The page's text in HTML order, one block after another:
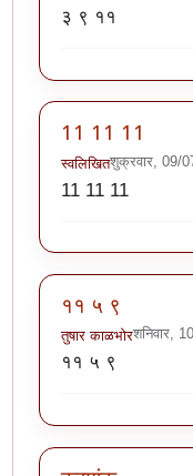
३ ९ ११
11 11 11
स्वलिखितशुक्रवार, 09/
11 11 11
११ ५ ९
तुषार काळभोरशनिवार,
११ ५ ९